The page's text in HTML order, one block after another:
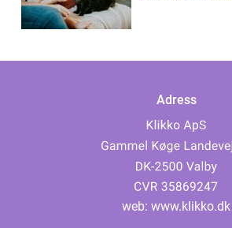
Adress
web: www.klikko.dk